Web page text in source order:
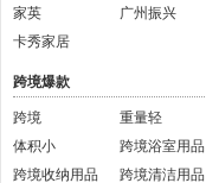
家英
广州振兴
卡秀家居
跨境爆款
跨境
重量轻
体积小
跨境浴室用品
跨境收纳用品
跨境清洁用品